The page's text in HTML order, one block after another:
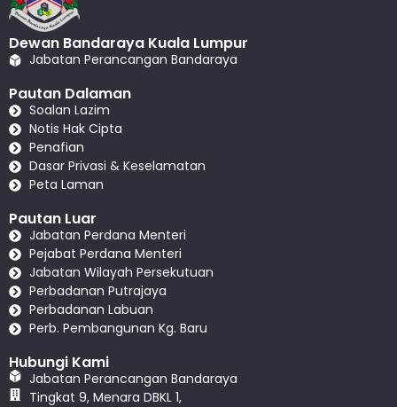
Dewan Bandaraya Kuala Lumpur
Jabatan Perancangan Bandaraya
Pautan Dalaman
Soalan Lazim
Notis Hak Cipta
Penafian
Dasar Privasi & Keselamatan
Peta Laman
Pautan Luar
Jabatan Perdana Menteri
Pejabat Perdana Menteri
Jabatan Wilayah Persekutuan
Perbadanan Putrajaya
Perbadanan Labuan
Perb. Pembangunan Kg. Baru
Hubungi Kami
Jabatan Perancangan Bandaraya
Tingkat 9, Menara DBKL 1,